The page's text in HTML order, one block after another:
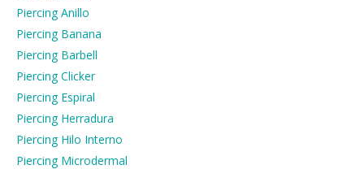
Piercing Anillo
Piercing Banana
Piercing Barbell
Piercing Clicker
Piercing Espiral
Piercing Herradura
Piercing Hilo Interno
Piercing Microdermal